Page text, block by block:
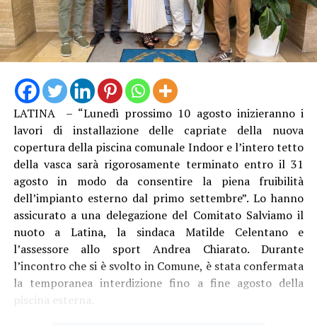
LATINA – “Lunedì prossimo 10 agosto inizieranno i
lavori di installazione delle capriate della nuova
copertura della piscina comunale Indoor e l’intero tetto
della vasca sarà rigorosamente terminato entro il 31
agosto in modo da consentire la piena fruibilità
dell’impianto esterno dal primo settembre”. Lo hanno
assicurato a una delegazione del Comitato Salviamo il
nuoto a Latina, la sindaca Matilde Celentano e
l’assessore allo sport Andrea Chiarato. Durante
l’incontro che si è svolto in Comune, è stata confermata
la temporanea interdizione fino a fine agosto della
piscina esterna.